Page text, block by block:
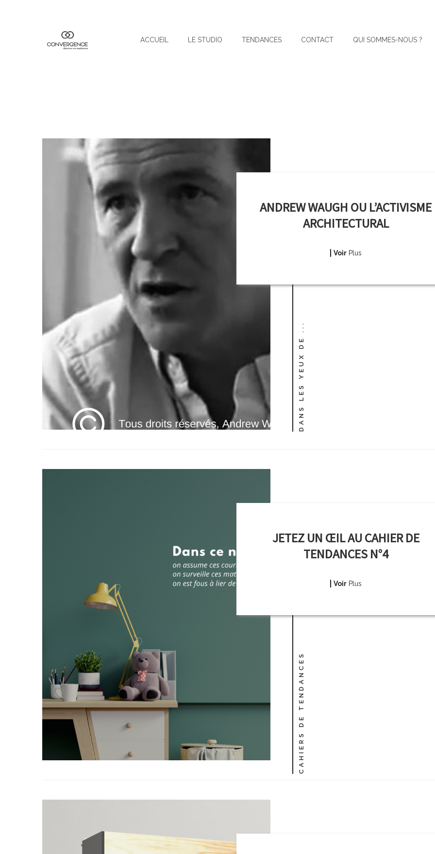
ACCUEIL LE STUDIO TENDANCES CONTACT QUI SOMMES-NOUS ?
DANS LES YEUX DE ...
ANDREW WAUGH OU L’ACTIVISME
ARCHITECTURAL
VoirPlus
CAHIERS DE TENDANCES
JETEZ UN ŒIL AU CAHIER DE
TENDANCES N°4
VoirPlus